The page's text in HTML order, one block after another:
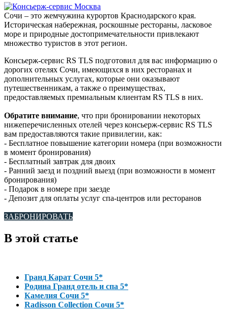
Сочи – это жемчужина курортов Краснодарского края.
Историческая набережная, роскошные рестораны, ласковое
море и природные достопримечательности привлекают
множество туристов в этот регион.
Консьерж-сервис RS TLS подготовил для вас информацию о
дорогих отелях Сочи, имеющихся в них ресторанах и
дополнительных услугах, которые они оказывают
путешественникам, а также о преимуществах,
предоставляемых премиальным клиентам RS TLS в них.
Обратите внимание, что при бронировании некоторых
нижеперечисленных отелей через консьерж-сервис RS TLS
вам предоставляются такие привилегии, как:
- Бесплатное повышение категории номера (при возможности
в момент бронирования)
- Бесплатный завтрак для двоих
- Ранний заезд и поздний выезд (при возможности в момент
бронирования)
- Подарок в номере при заезде
- Депозит для оплаты услуг спа-центров или ресторанов
ЗАБРОНИРОВАТЬ
В этой статье
Гранд Карат Сочи 5*
Родина Гранд отель и спа 5*
Камелия Сочи 5*
Radisson Collection Сочи 5*